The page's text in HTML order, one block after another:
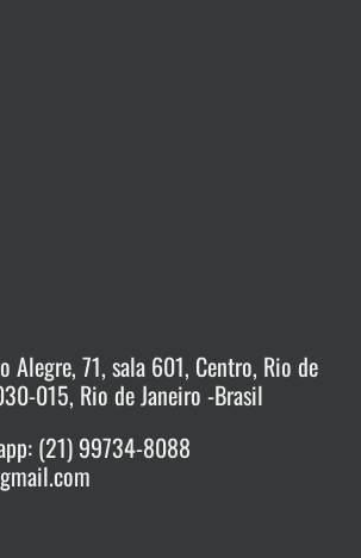
Alegre, 71, sala 601, Centro, Rio de
015, Rio de Janeiro -Brasil
(21) 99734-8088